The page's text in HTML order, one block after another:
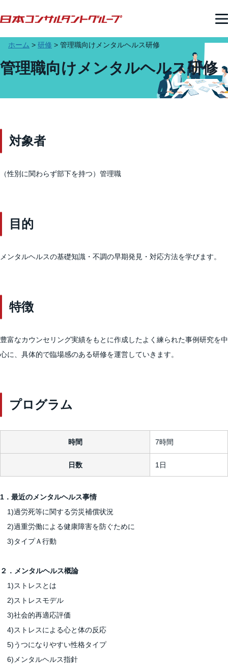
ホーム > 研修 > 管理職向けメンタルヘルス研修
管理職向けメンタルヘルス研修
対象者
（性別に関わらず部下を持つ）管理職
目的
メンタルヘルスの基礎知識・不調の早期発見・対応方法を学びます。
特徴
豊富なカウンセリング実績をもとに作成したよく練られた事例研究を中
心に、具体的で臨場感のある研修を運営していきます。
プログラム
時間 7時間
日数 1日
1．最近のメンタルヘルス事情
1)過労死等に関する労災補償状況
2)過重労働による健康障害を防ぐために
3)タイプＡ行動
２．メンタルヘルス概論
1)ストレスとは
2)ストレスモデル
3)社会的再適応評価
4)ストレスによる心と体の反応
5)うつになりやすい性格タイプ
6)メンタルヘルス指針